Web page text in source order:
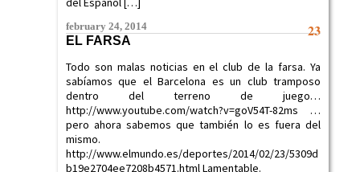
23
february 24, 2014
EL FARSA
Todo son malas noticias en el club de la farsa. Ya
sabíamos que el Barcelona es un club tramposo
dentro del terreno de juego…
http://www.youtube.com/watch?v=goV54T-82ms …
pero ahora sabemos que también lo es fuera del
mismo.
http://www.elmundo.es/deportes/2014/02/23/5309d
b19e2704ee7208b4571.html Lamentable.